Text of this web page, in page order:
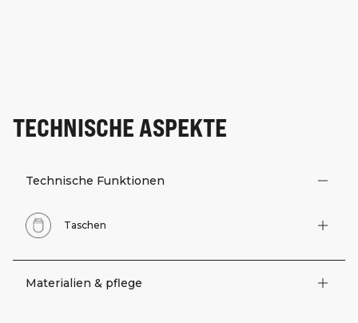
TECHNISCHE ASPEKTE
Technische Funktionen
Taschen
Materialien & pflege